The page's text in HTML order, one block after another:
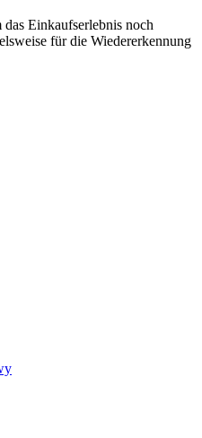
Einkaufserlebnis noch
für die Wiedererkennung